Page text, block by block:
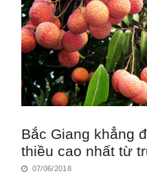
Bắc Giang khẳng
thiều cao nhất từ
07/06/2018